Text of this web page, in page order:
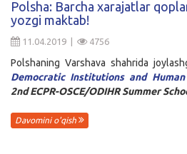
Polsha: Barcha xarajatlar
yozgi maktab!
11.04.2019 | 4756
Polshaning Varshava shahrida
Democratic Institutions and Human
2nd ECPR-OSCE/ODIHR Summer
Davomini o'qish